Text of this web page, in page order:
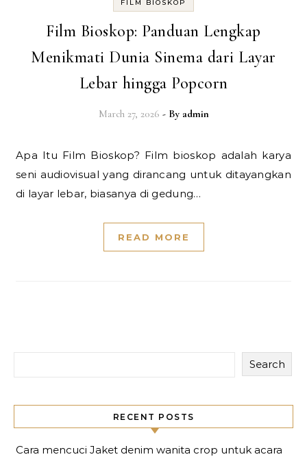
FILM BIOSKOP
Film Bioskop: Panduan Lengkap
Menikmati Dunia Sinema dari Layar
Lebar hingga Popcorn
March 27, 2026 - By admin
Apa Itu Film Bioskop? Film bioskop adalah karya
seni audiovisual yang dirancang untuk ditayangkan
di layar lebar, biasanya di gedung…
READ MORE
Search
RECENT POSTS
Cara mencuci Jaket denim wanita crop untuk acara